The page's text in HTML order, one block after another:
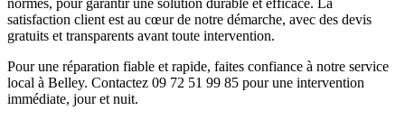
satisfaction client est au cœur de notre démarche, avec des devis
gratuits et transparents avant toute intervention.
Pour une réparation fiable et rapide, faites confiance à notre service
local à Belley. Contactez 09 72 51 99 85 pour une intervention
immédiate, jour et nuit.